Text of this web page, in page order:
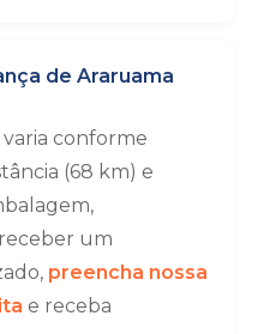
de Araruama
conforme
(68 km) e
um
preencha nossa
e receba